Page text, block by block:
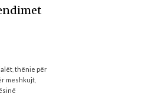
, thënie për
meshkujt,